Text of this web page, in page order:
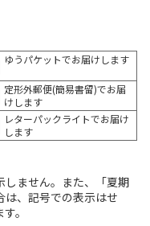
ゆうパケットでお届けします
定形外郵便(簡易書留)でお届
けします
レターパックライトでお届け
します
しません。また、「夏期
は、記号での表示はせ
。